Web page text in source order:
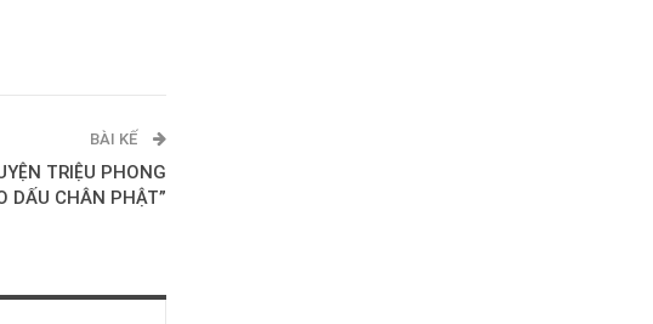
BÀI KẾ
TRIỆU PHONG
DẤU CHÂN PHẬT”